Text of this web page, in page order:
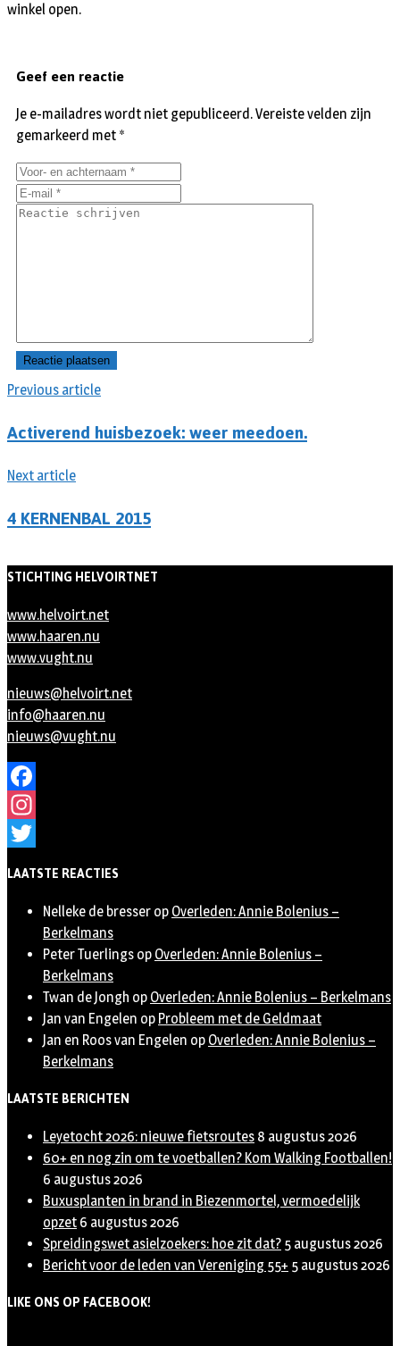
winkel open.
Previous article
Activerend huisbezoek: weer meedoen.
Next article
4 KERNENBAL 2015
Geef een reactie
Je e-mailadres wordt niet gepubliceerd.Vereiste velden zijn
gemarkeerd met *
STICHTING HELVOIRTNET
www.helvoirt.net
www.haaren.nu
www.vught.nu
nieuws@helvoirt.net
info@haaren.nu
nieuws@vught.nu
Facebook
Instagram
LAATSTE REACTIES
Nelleke de bresser op Overleden: Annie Bolenius –
Berkelmans
Peter Tuerlings op Overleden: Annie Bolenius –
Berkelmans
Twan de Jongh op Overleden: Annie Bolenius – Berkelmans
Jan van Engelen op Probleem met de Geldmaat
Jan en Roos van Engelen op Overleden: Annie Bolenius –
Berkelmans
LAATSTE BERICHTEN
Leyetocht 2026: nieuwe fietsroutes 8 augustus 2026
60+ en nog zin om te voetballen? Kom Walking Footballen!
6 augustus 2026
Buxusplanten in brand in Biezenmortel, vermoedelijk
opzet 6 augustus 2026
Spreidingswet asielzoekers: hoe zit dat? 5 augustus 2026
Bericht voor de leden van Vereniging 55+ 5 augustus 2026
LIKE ONS OP FACEBOOK!